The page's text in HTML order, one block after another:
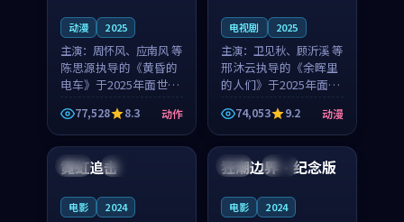
动漫 2025
主演： 周怀风、应南风 等
陈思源执导的《黄昏的
电车》于2025年面世，
日本的城市气质与渔村
故事的人物心境共同构
筑了影片基调。周怀
风、应南风用细腻的表
演撑起整部动作电影，
77,528 8.3 动作
电视剧 2025
主演： 卫见秋、顾沂溪 等
邢沐云执导的《余晖里
的人们》于2025年面
世，泰国的城市气质与
小镇生活的人物心境共
同构筑了影片基调。卫
见秋、顾沂溪用细腻的
表演撑起整部动漫电
74,053 9.2 动漫
英国 热播
霓虹追击
电影 2024
美国 完结
狂潮边界·纪念版
电影 2024